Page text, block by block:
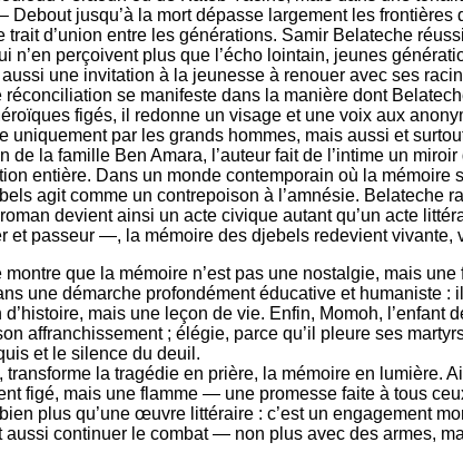
Debout jusqu’à la mort dépasse largement les
d’union entre les générations. Samir Belateche
n’en perçoivent plus que l’écho lointain, jeunes
une invitation à la jeunesse à renouer avec ses
réconciliation se manifeste dans la manière dont
figés, il redonne un visage et une voix aux
uniquement par les grands hommes, mais aussi et
de la famille Ben Amara, l’auteur fait de l’intime un
entière. Dans un monde contemporain où la
agit comme un contrepoison à l’amnésie.
devient ainsi un acte civique autant qu’un acte
et passeur —, la mémoire des djebels redevient
que la mémoire n’est pas une nostalgie, mais
une démarche profondément éducative et
mais une leçon de vie. Enfin, Momoh,
affranchissement ; élégie, parce qu’il pleure ses
et le silence du deuil.
la tragédie en prière, la mémoire en
figé, mais une flamme — une promesse faite à tous
plus qu’une œuvre littéraire : c’est un engagement
aussi continuer le combat — non plus avec des armes,